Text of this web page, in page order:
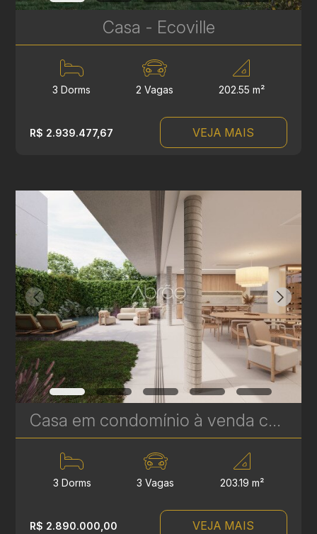
Casa - Ecoville
3 Dorms 2 Vagas 202.55 m²
R$ 2.939.477,67 VEJA MAIS
Casa em condomínio à venda com 3 suítes em Campina do Siqueira - 302,69 m² privativos - Casa Áurea | Ref. 1780
3 Dorms 3 Vagas 203.19 m²
R$ 2.890.000,00 VEJA MAIS